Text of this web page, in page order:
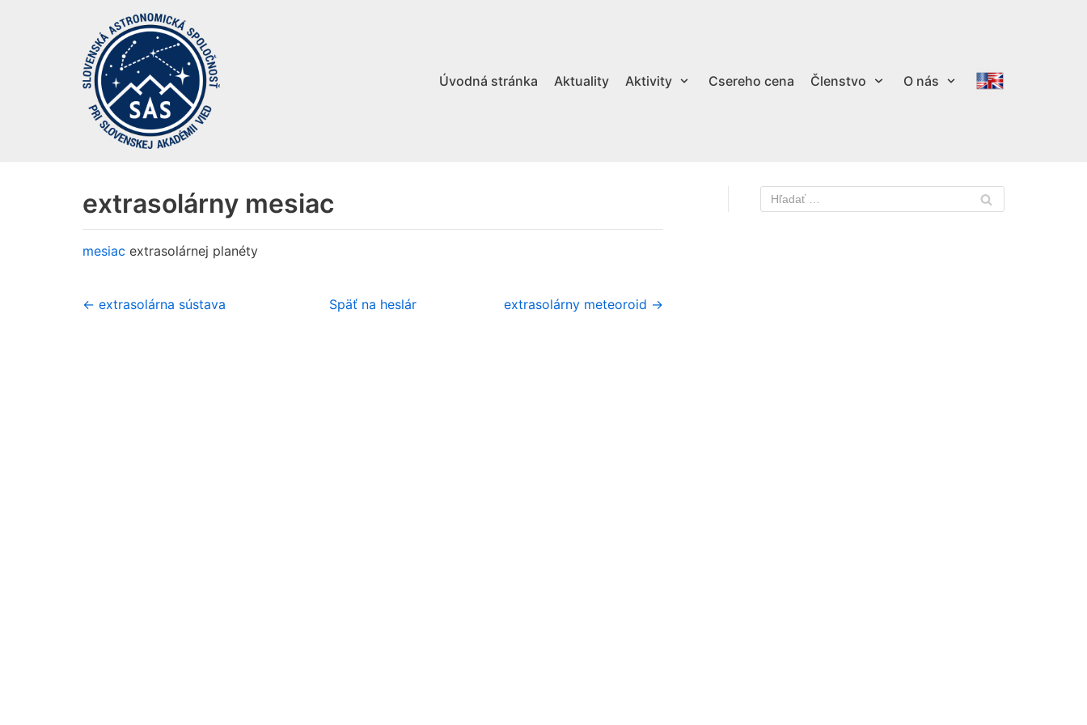
Úvodná stránka Aktuality Aktivity Csereho cena Členstvo O nás
extrasolárny mesiac
mesiac extrasolárnej planéty
← extrasolárna sústava Späť na heslár extrasolárny meteoroid →